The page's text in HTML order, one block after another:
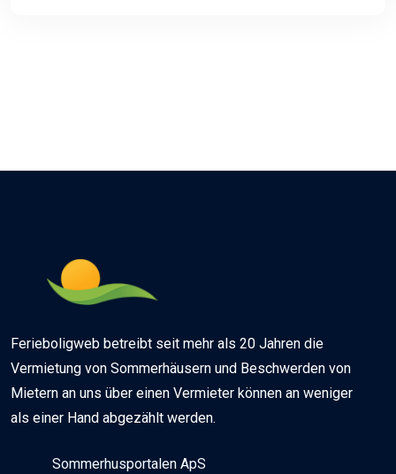
Ferieboligweb betreibt seit mehr als 20 Jahren die
Vermietung von Sommerhäusern und Beschwerden von
Mietern an uns über einen Vermieter können an weniger
als einer Hand abgezählt werden.
Sommerhusportalen ApS